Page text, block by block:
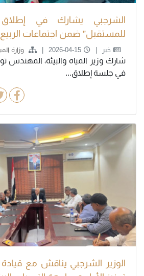
الشرجبي يشارك في إطلاق
للمستقبل” ضمن اجتماعات
خبر 2026-04-15 وزارة
شارك وزير المياه والبيئة، المهندس
في جلسة إطلاق...
الوزير الشرجبي يناقش مع قيادة